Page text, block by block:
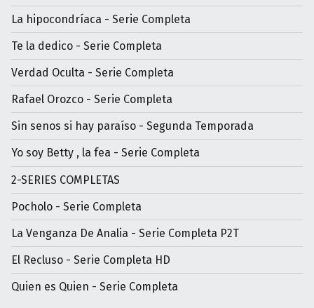
La hipocondríaca - Serie Completa
Te la dedico - Serie Completa
Verdad Oculta - Serie Completa
Rafael Orozco - Serie Completa
Sin senos si hay paraíso - Segunda Temporada
Yo soy Betty , la fea - Serie Completa
2-SERIES COMPLETAS
Pocholo - Serie Completa
La Venganza De Analia - Serie Completa P2T
El Recluso - Serie Completa HD
Quien es Quien - Serie Completa